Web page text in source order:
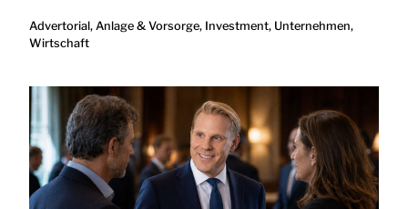
Advertorial, Anlage & Vorsorge, Investment, Unternehmen,
Wirtschaft